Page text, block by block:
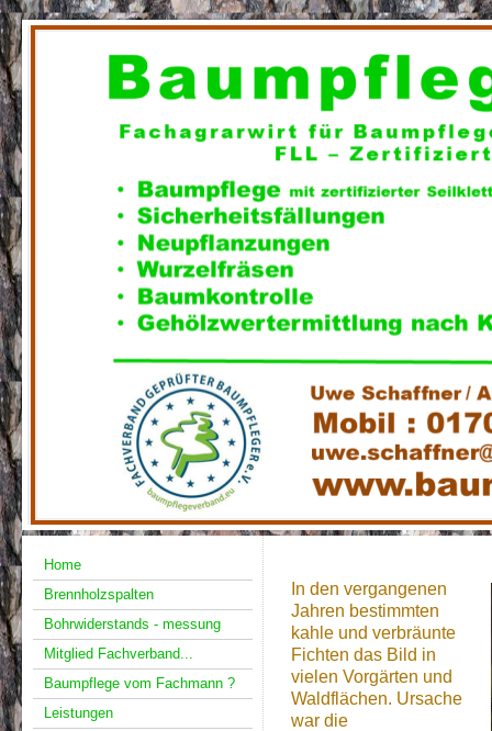
Home
Brennholzspalten
Bohrwiderstands - messung
Mitglied Fachverband...
Baumpflege vom Fachmann ?
Leistungen
In den vergangenen
Jahren bestimmten
kahle und verbräunte
Fichten das Bild in
vielen Vorgärten und
Waldflächen. Ursache
war die